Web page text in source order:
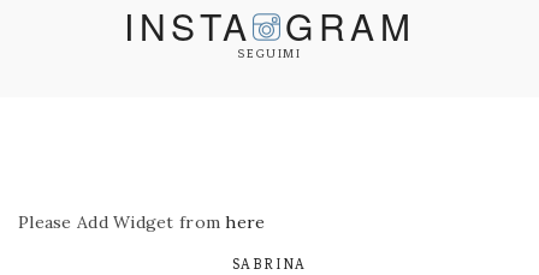
INSTA GRAM
SEGUIMI
Please Add Widget fromhere
SABRINA